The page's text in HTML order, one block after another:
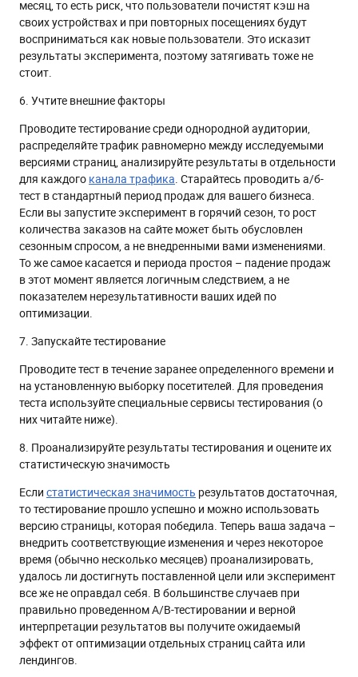
месяц, то есть риск, что пользователи почистят кэш на
своих устройствах и при повторных посещениях будут
восприниматься как новые пользователи. Это исказит
результаты эксперимента, поэтому затягивать тоже не
стоит.
6. Учтите внешние факторы
Проводите тестирование среди однородной аудитории,
распределяйте трафик равномерно между исследуемыми
версиями страниц, анализируйте результаты в отдельности
для каждого канала трафика. Старайтесь проводить а/б-
тест в стандартный период продаж для вашего бизнеса.
Если вы запустите эксперимент в горячий сезон, то рост
количества заказов на сайте может быть обусловлен
сезонным спросом, а не внедренными вами изменениями.
То же самое касается и периода простоя – падение продаж
в этот момент является логичным следствием, а не
показателем нерезультативности ваших идей по
оптимизации.
7. Запускайте тестирование
Проводите тест в течение заранее определенного времени и
на установленную выборку посетителей. Для проведения
теста используйте специальные сервисы тестирования (о
них читайте ниже).
8. Проанализируйте результаты тестирования и оцените их
статистическую значимость
Если статистическая значимость результатов достаточная,
то тестирование прошло успешно и можно использовать
версию страницы, которая победила. Теперь ваша задача –
внедрить соответствующие изменения и через некоторое
время (обычно несколько месяцев) проанализировать,
удалось ли достигнуть поставленной цели или эксперимент
все же не оправдал себя. В большинстве случаев при
правильно проведенном A/B-тестировании и верной
интерпретации результатов вы получите ожидаемый
эффект от оптимизации отдельных страниц сайта или
лендингов.